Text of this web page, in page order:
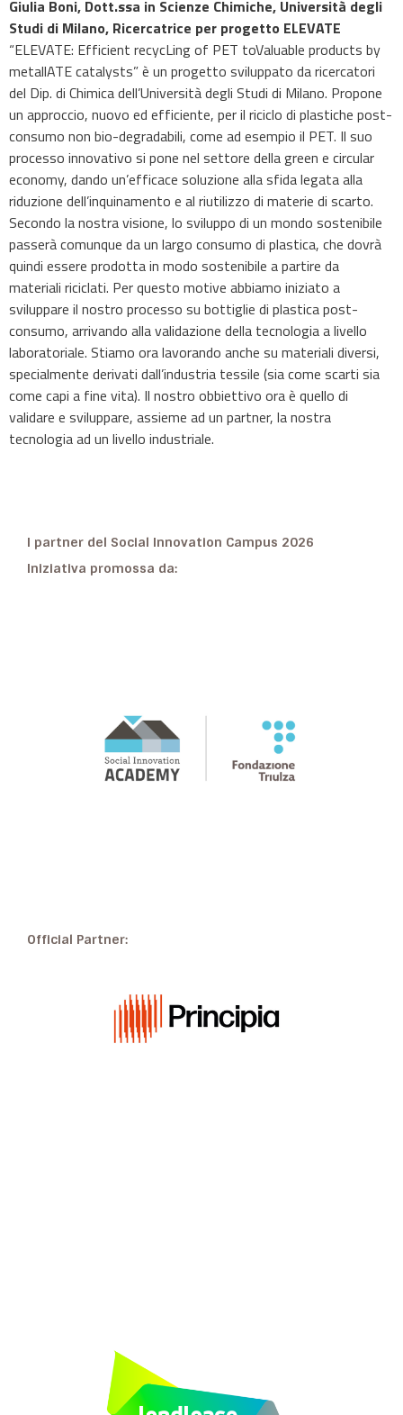
Giulia Boni, Dott.ssa in Scienze Chimiche, Università degli
Studi di Milano, Ricercatrice per progetto ELEVATE
“ELEVATE: Efficient recycLing of PET toValuable products by
metallATE catalysts” è un progetto sviluppato da ricercatori
del Dip. di Chimica dell’Università degli Studi di Milano. Propone
un approccio, nuovo ed efficiente, per il riciclo di plastiche post-
consumo non bio-degradabili, come ad esempio il PET. Il suo
processo innovativo si pone nel settore della green e circular
economy, dando un’efficace soluzione alla sfida legata alla
riduzione dell’inquinamento e al riutilizzo di materie di scarto.
Secondo la nostra visione, lo sviluppo di un mondo sostenibile
passerà comunque da un largo consumo di plastica, che dovrà
quindi essere prodotta in modo sostenibile a partire da
materiali riciclati. Per questo motive abbiamo iniziato a
sviluppare il nostro processo su bottiglie di plastica post-
consumo, arrivando alla validazione della tecnologia a livello
laboratoriale. Stiamo ora lavorando anche su materiali diversi,
specialmente derivati dall’industria tessile (sia come scarti sia
come capi a fine vita). Il nostro obbiettivo ora è quello di
validare e sviluppare, assieme ad un partner, la nostra
tecnologia ad un livello industriale.
I partner del Social Innovation Campus 2026
Iniziativa promossa da:
Official Partner: